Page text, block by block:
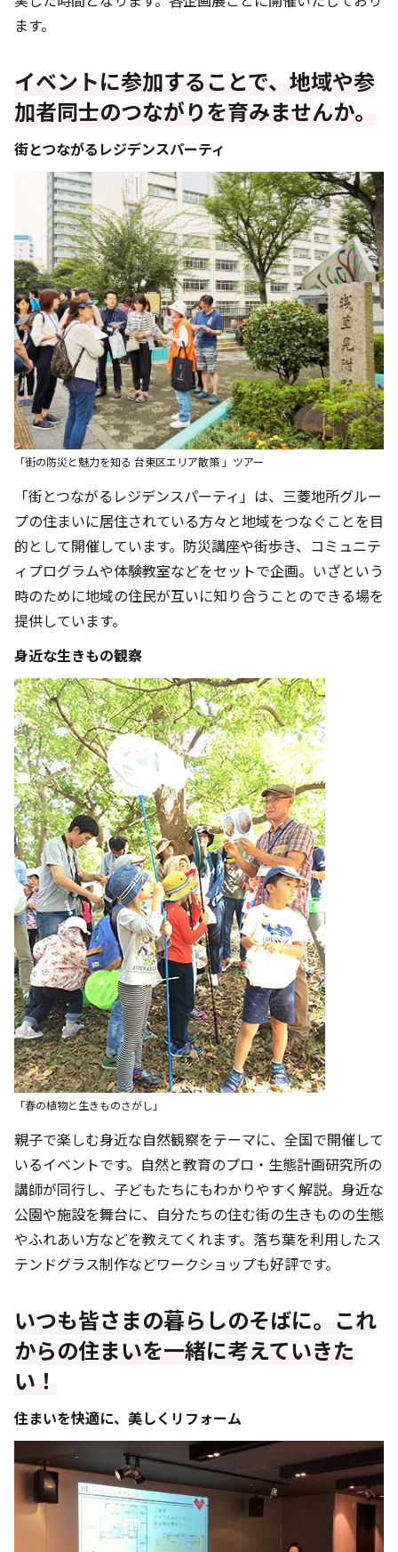
ます。
イベントに参加することで、地域や参
加者同士のつながりを育みませんか。
街とつながるレジデンスパーティ
「街の防災と魅力を知る 台東区エリア散策 」ツアー
「街とつながるレジデンスパーティ」は、三菱地所グルー
プの住まいに居住されている方々と地域をつなぐことを目
的として開催しています。防災講座や街歩き、コミュニテ
ィプログラムや体験教室などをセットで企画。いざという
時のために地域の住民が互いに知り合うことのできる場を
提供しています。
身近な生きもの観察
「春の植物と生きものさがし」
親子で楽しむ身近な自然観察をテーマに、全国で開催して
いるイベントです。自然と教育のプロ・生態計画研究所の
講師が同行し、子どもたちにもわかりやすく解説。身近な
公園や施設を舞台に、自分たちの住む街の生きものの生態
やふれあい方などを教えてくれます。落ち葉を利用したス
テンドグラス制作などワークショップも好評です。
いつも皆さまの暮らしのそばに。これ
からの住まいを一緒に考えていきた
い！
住まいを快適に、美しくリフォーム